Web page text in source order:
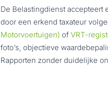
De Belastingdienst accepteert
door een erkend taxateur
Motorvoertuigen) of VRT-
foto’s, objectieve
Rapporten zonder duidelijke